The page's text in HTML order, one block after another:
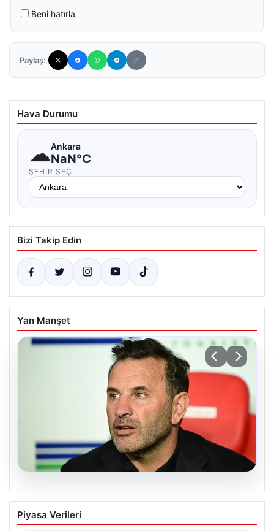
Beni hatırla
Paylaş:
Hava Durumu
☁Ankara
NaN°C
ŞEHIR SEÇ
Bizi Takip Edin
Yan Manşet
Galatasaray 10 numara arayışını
netleştirdi: Batrakov için teklif, Mora
Piyasa Verileri